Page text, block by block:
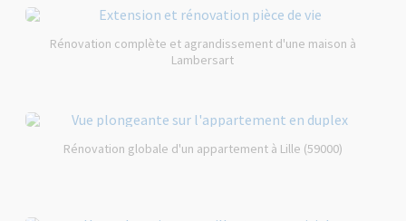
Rénovation complète et agrandissement d'une maison à
Lambersart
Rénovation globale d'un appartement à Lille (59000)